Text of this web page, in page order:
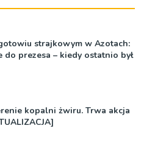
strajkowym w Azotach:
do prezesa – kiedy ostatnio był
kopalni żwiru. Trwa akcja